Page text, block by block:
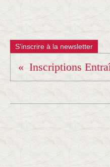
S'inscrire à la newsletter